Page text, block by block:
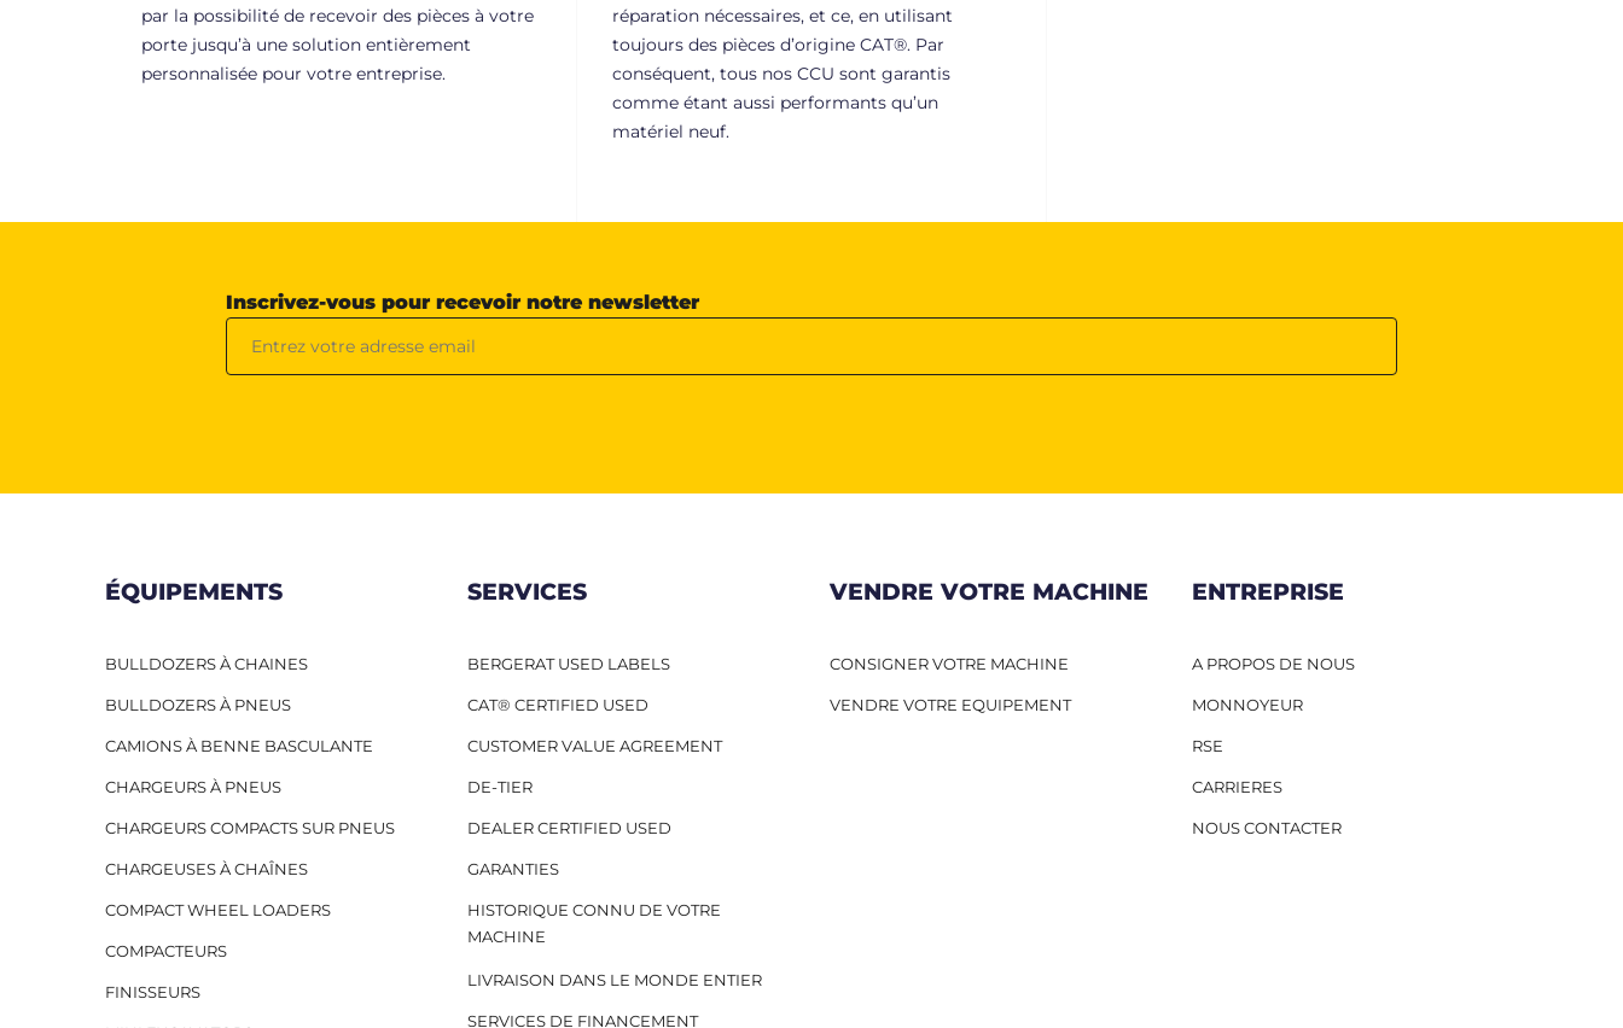
par la possibilité de recevoir des pièces à votre
porte jusqu’à une solution entièrement
personnalisée pour votre entreprise.
réparation nécessaires, et ce, en utilisant
toujours des pièces d’origine CAT®. Par
conséquent, tous nos CCU sont garantis
comme étant aussi performants qu’un
matériel neuf.
Inscrivez-vous pour recevoir notre newsletter
ÉQUIPEMENTS
BULLDOZERS À CHAINES
BULLDOZERS À PNEUS
CAMIONS À BENNE BASCULANTE
CHARGEURS À PNEUS
CHARGEURS COMPACTS SUR PNEUS
CHARGEUSES À CHAÎNES
COMPACT WHEEL LOADERS
COMPACTEURS
FINISSEURS
SERVICES
BERGERAT USED LABELS
CAT® CERTIFIED USED
CUSTOMER VALUE AGREEMENT
DE-TIER
DEALER CERTIFIED USED
GARANTIES
HISTORIQUE CONNU DE VOTRE
MACHINE
LIVRAISON DANS LE MONDE ENTIER
SERVICES DE FINANCEMENT
VENDRE VOTRE MACHINE
CONSIGNER VOTRE MACHINE
VENDRE VOTRE EQUIPEMENT
ENTREPRISE
A PROPOS DE NOUS
MONNOYEUR
RSE
CARRIERES
NOUS CONTACTER